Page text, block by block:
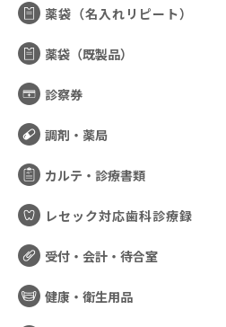
薬袋（名入れリピート）
薬袋（既製品）
診察券
調剤・薬局
カルテ・診療書類
レセック対応歯科診療録
受付・会計・待合室
健康・衛生用品